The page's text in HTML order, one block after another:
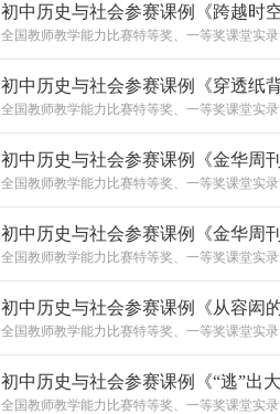
全国教师教学能力比赛特等奖、一等奖课堂实录
全国教师教学能力比赛特等奖、一等奖课堂实录
全国教师教学能力比赛特等奖、一等奖课堂实录
全国教师教学能力比赛特等奖、一等奖课堂实录
全国教师教学能力比赛特等奖、一等奖课堂实录
全国教师教学能力比赛特等奖、一等奖课堂实录